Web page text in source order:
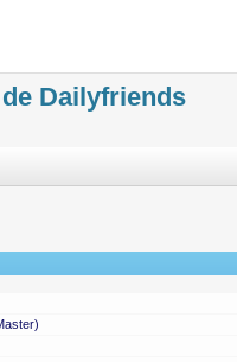
Dailyfriends